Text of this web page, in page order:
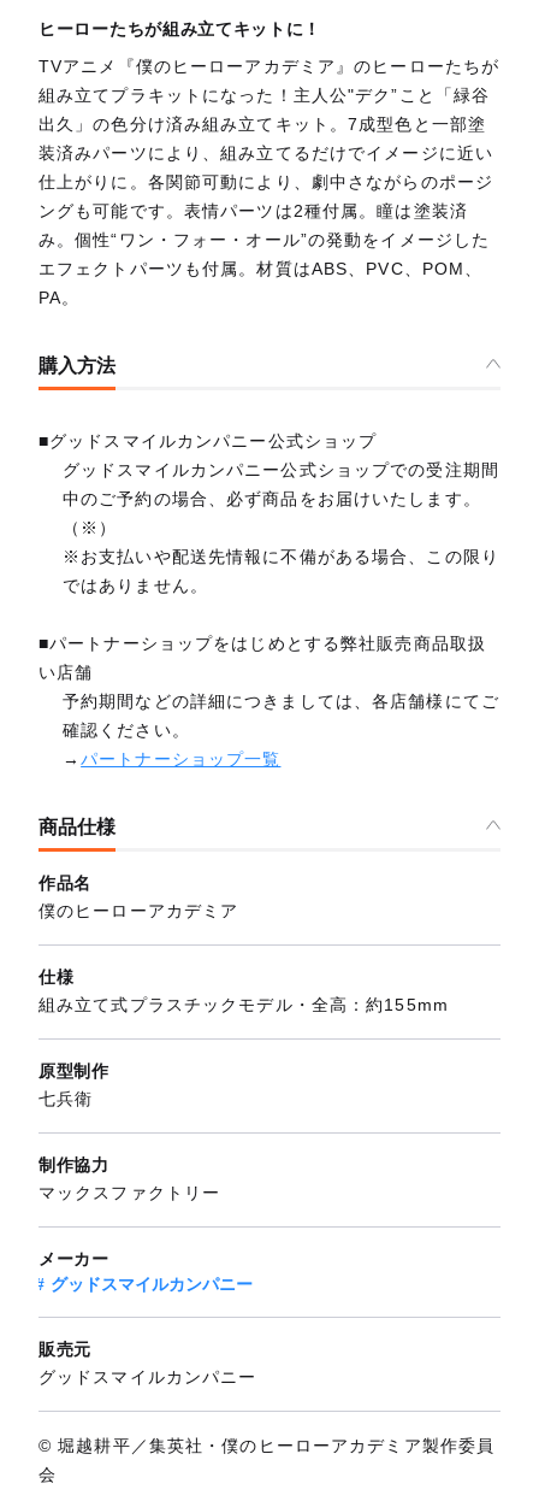
ヒーローたちが組み立てキットに！
TVアニメ『僕のヒーローアカデミア』のヒーローたちが
組み立てプラキットになった！主人公"デク”こと「緑谷
出久」の色分け済み組み立てキット。7成型色と一部塗
装済みパーツにより、組み立てるだけでイメージに近い
仕上がりに。各関節可動により、劇中さながらのポージ
ングも可能です。表情パーツは2種付属。瞳は塗装済
み。個性“ワン・フォー・オール”の発動をイメージした
エフェクトパーツも付属。材質はABS、PVC、POM、
PA。
購入方法
■グッドスマイルカンパニー公式ショップ
グッドスマイルカンパニー公式ショップでの受注期間
中のご予約の場合、必ず商品をお届けいたします。
（※）
※お支払いや配送先情報に不備がある場合、この限り
ではありません。
■パートナーショップをはじめとする弊社販売商品取扱
い店舗
予約期間などの詳細につきましては、各店舗様にてご
確認ください。
→パートナーショップ一覧
商品仕様
作品名
僕のヒーローアカデミア
仕様
組み立て式プラスチックモデル・全高：約155mm
原型制作
七兵衛
制作協力
マックスファクトリー
メーカー
グッドスマイルカンパニー
販売元
グッドスマイルカンパニー
© 堀越耕平／集英社・僕のヒーローアカデミア製作委員
会